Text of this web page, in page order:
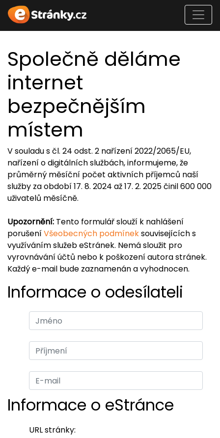
Společně děláme
internet
bezpečnějším
místem
V souladu s čl. 24 odst. 2 nařízení 2022/2065/EU,
nařízení o digitálních službách, informujeme, že
průměrný měsíční počet aktivních příjemců naší
služby za období 17. 8. 2024 až 17. 2. 2025 činil 600 000
uživatelů měsíčně.
Upozornění: Tento formulář slouží k nahlášení
porušeníVšeobecných podmíneksouvisejících s
využíváním služeb eStránek. Nemá sloužit pro
vyrovnávání účtů nebo k poškození autora stránek.
Každý e-mail bude zaznamenán a vyhodnocen.
Informace o odesílateli
Informace o eStránce
URL stránky: